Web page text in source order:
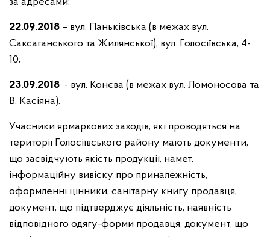
за адресами:
22.09.2018 – вул. Паньківська (в межах вул.
Саксаганського та Жилянської), вул. Голосіївська, 4-
10;
23.09.2018 - вул. Конєва (в межах вул. Ломоносова та
В. Касіяна).
Учасники ярмаркових заходів, які проводяться на
території Голосіївського району мають документи,
що засвідчують якість продукції, намет,
інформаційну вивіску про приналежність,
оформленні цінники, санітарну книгу продавця,
документ, що підтверджує діяльність, наявність
відповідного одягу-форми продавця, документ, що